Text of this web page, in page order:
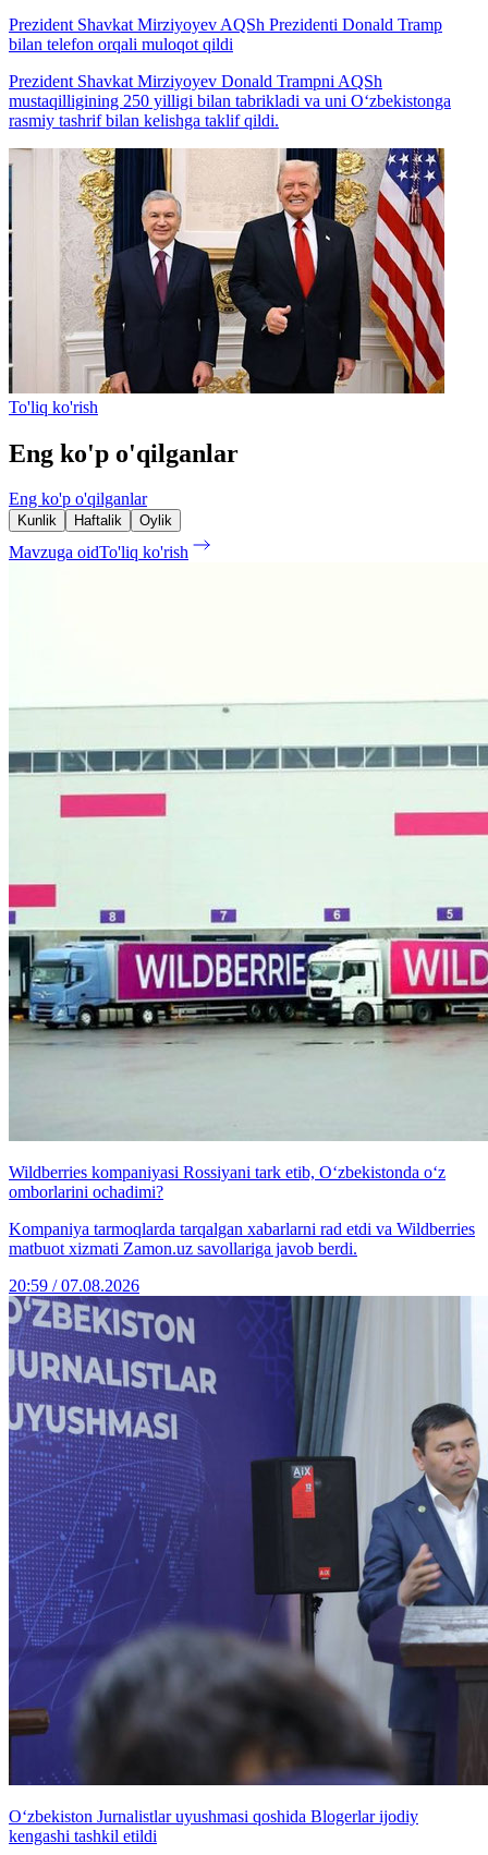
Prezident Shavkat Mirziyoyev AQSh Prezidenti Donald Tramp
bilan telefon orqali muloqot qildi
Prezident Shavkat Mirziyoyev Donald Trampni AQSh
mustaqilligining 250 yilligi bilan tabrikladi va uni O‘zbekistonga
rasmiy tashrif bilan kelishga taklif qildi.
To'liq ko'rish
Eng ko'p o'qilganlar
Eng ko'p o'qilganlar
Kunlik Haftalik Oylik
Mavzuga oidTo'liq ko'rish
Wildberries kompaniyasi Rossiyani tark etib, O‘zbekistonda o‘z
omborlarini ochadimi?
Kompaniya tarmoqlarda tarqalgan xabarlarni rad etdi va Wildberries
matbuot xizmati Zamon.uz savollariga javob berdi.
20:59 / 07.08.2026
O‘zbekiston Jurnalistlar uyushmasi qoshida Blogerlar ijodiy
kengashi tashkil etildi